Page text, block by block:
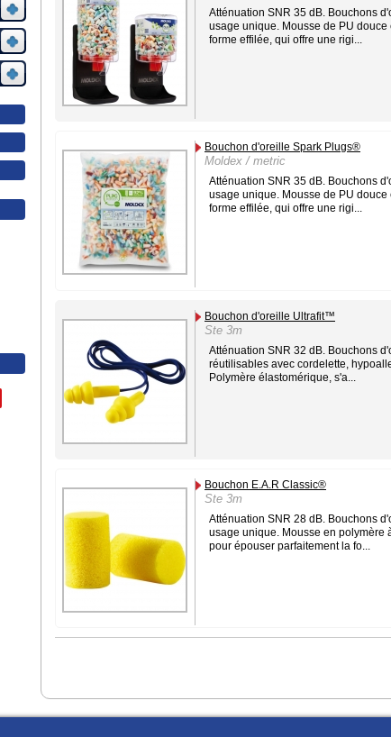
Atténuation SNR 35 dB. Bouchons
usage unique. Mousse de PU douce
forme effilée, qui offre une rigi...
Bouchon d'oreille Spark Plugs®
Moldex / metric
Atténuation SNR 35 dB. Bouchons
usage unique. Mousse de PU douce
forme effilée, qui offre une rigi...
Bouchon d'oreille Ultrafit™
Ste 3m
Atténuation SNR 32 dB. Bouchons
réutilisables avec cordelette,
Polymère élastomérique, s'a...
Bouchon E.A.R Classic®
Ste 3m
Atténuation SNR 28 dB. Bouchons
usage unique. Mousse en polymère
pour épouser parfaitement la fo...